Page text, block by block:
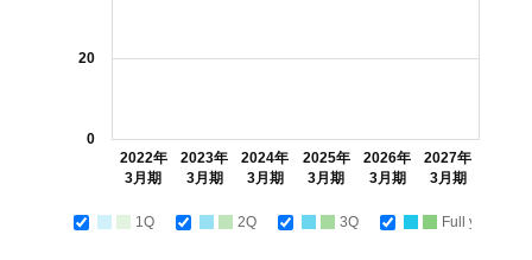
2022年
3月期
2023年
3月期
2024年
3月期
2025年
3月期
2026年
3月期
2027年
3月期
0
20
1Q 2Q 3Q Full year